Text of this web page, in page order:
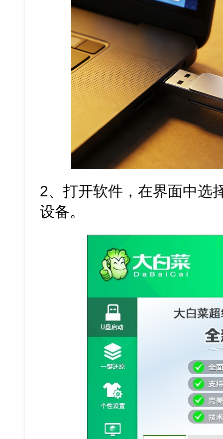
2、打开软件，在界面中选
设备。